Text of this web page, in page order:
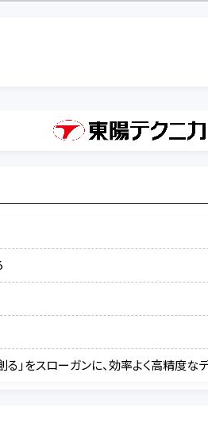
」をスローガンに、効率よく高精度